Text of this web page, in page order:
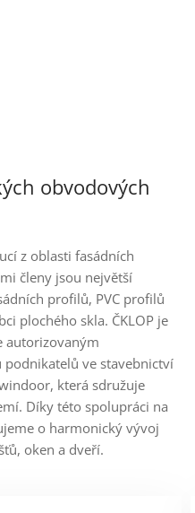
obvodových
z oblasti fasádních
členy jsou největší
profilů, PVC profilů
plochého skla. ČKLOP je
autorizovaným
podnikatelů ve stavebnictví
která sdružuje
Díky této spolupráci na
o harmonický vývoj
oken a dveří.